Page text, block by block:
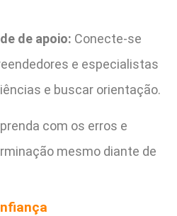
de apoio: Conecte-se
e especialistas
e buscar orientação.
com os erros e
mesmo diante de